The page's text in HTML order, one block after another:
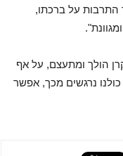
התרבות על ברכתו,
הולך ומתעצם, על אף
כולנו נרגשים מכך, אפשר